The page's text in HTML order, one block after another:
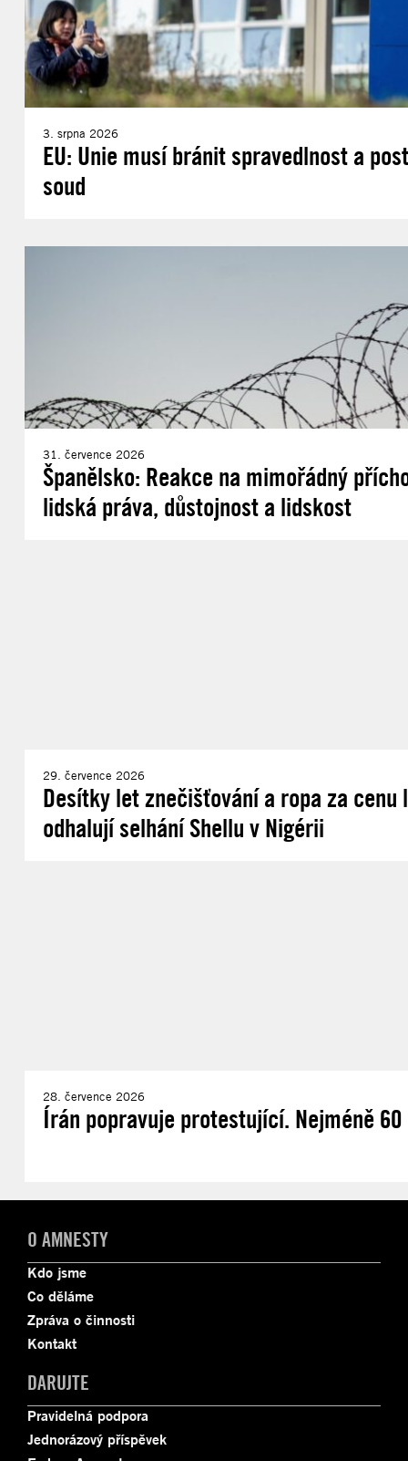
3. srpna 2026
EU: Unie musí bránit spravedlnost a
soud
31. července 2026
Španělsko: Reakce na mimořádný
lidská práva, důstojnost a lidskost
29. července 2026
Desítky let znečišťování a ropa za cenu
odhalují selhání Shellu v Nigérii
28. července 2026
Írán popravuje protestující. Nejméně
O AMNESTY
Kdo jsme
Co děláme
Zpráva o činnosti
Kontakt
DARUJTE
Pravidelná podpora
Jednorázový příspěvek